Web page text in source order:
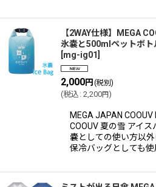
【2WAY仕様】MEGA
氷嚢と500mlペットボト
mg-ig01
2,000円 (税別)
(税込 : 2,200円)
MEGA JAPAN
COOUV 夏の雪 アイ
嚢としての使い方以
保冷バッグとしても